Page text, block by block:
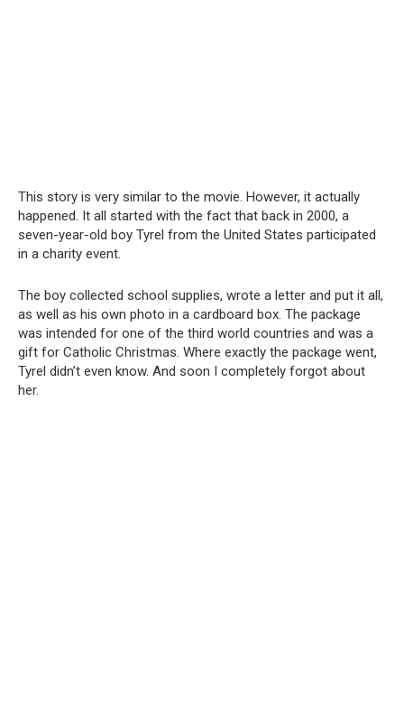
This story is very similar to the movie. However, it actually
happened. It all started with the fact that back in 2000, a
seven-year-old boy Tyrel from the United States participated
in a charity event.
The boy collected school supplies, wrote a letter and put it all,
as well as his own photo in a cardboard box. The package
was intended for one of the third world countries and was a
gift for Catholic Christmas. Where exactly the package went,
Tyrel didn’t even know. And soon I completely forgot about
her.